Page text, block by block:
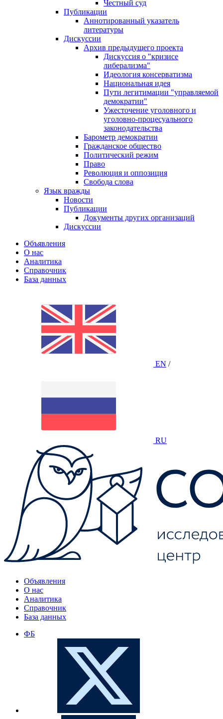
Честный суд
Публикации
Аннотированный указатель
литературы
Дискуссии
Архив предыдущего проекта
Дискуссия о "кризисе
либерализма"
Идеология консерватизма
Национальная идея
Пути легитимации "управляемой
демократии"
Ужесточение уголовного и
уголовно-процесуального
законодательства
Барометр демократии
Гражданское общество
Политический режим
Право
Революция и оппозиция
Свобода слова
Язык вражды
Новости
Публикации
Документы других организаций
Дискуссии
Объявления
О нас
Аналитика
Справочник
База данных
EN /
RU
Объявления
О нас
Аналитика
Справочник
База данных
ФБ